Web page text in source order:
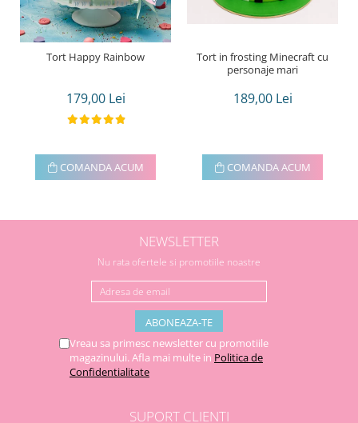
Tort Happy Rainbow
179,00 Lei
COMANDA ACUM
Tort in frosting Minecraft cu
personaje mari
189,00 Lei
COMANDA ACUM
NEWSLETTER
Nu rata ofertele si promotiile noastre
Vreau sa primesc newsletter cu promotiile
magazinului. Afla mai multe in Politica de
Confidentialitate
SUPORT CLIENTI